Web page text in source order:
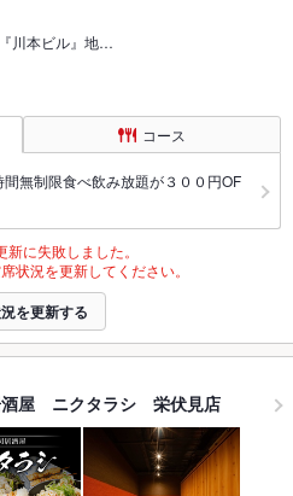
川本ビル』地…
コース
無制限食べ飲み放題が３００円OF
に失敗しました。
状況を更新してください。
を更新する
酒屋 ニクタラシ 栄伏見店